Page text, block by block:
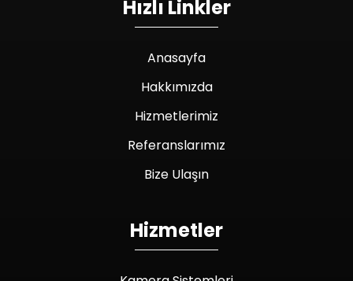
Hızlı Linkler
Anasayfa
Hakkımızda
Hizmetlerimiz
Referanslarımız
Bize Ulaşın
Hizmetler